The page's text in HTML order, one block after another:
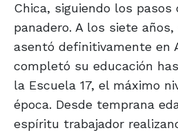
Chica, siguiendo los pasos
panadero. A los siete
asentó definitivamente en
completó su educación
la Escuela 17, el máximo
época. Desde temprana
espíritu trabajador